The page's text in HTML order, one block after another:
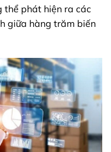
thể phát hiện ra các
giữa hàng trăm biến